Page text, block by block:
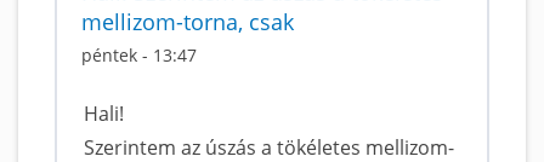
mellizom-torna, csak
péntek - 13:47
Hali!
Szerintem az úszás a tökéletes mellizom-